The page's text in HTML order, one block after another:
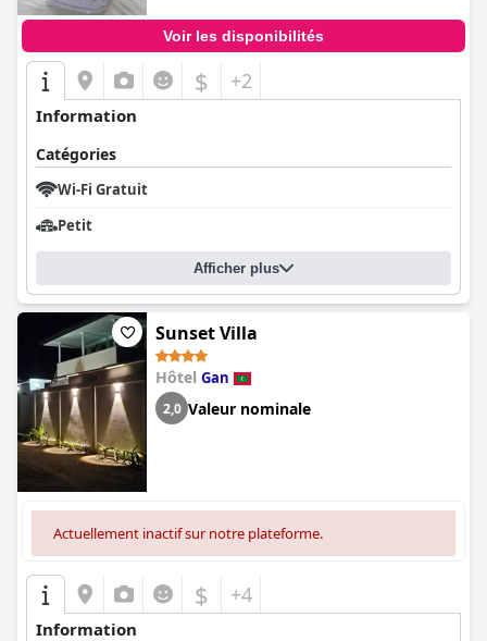
Voir les disponibilités
$ +2
Information
Catégories
Wi-Fi Gratuit
Petit
Afficher plus
Sunset Villa
Hôtel Gan
2,0 Valeur nominale
Actuellement inactif sur notre plateforme.
$ +4
Information